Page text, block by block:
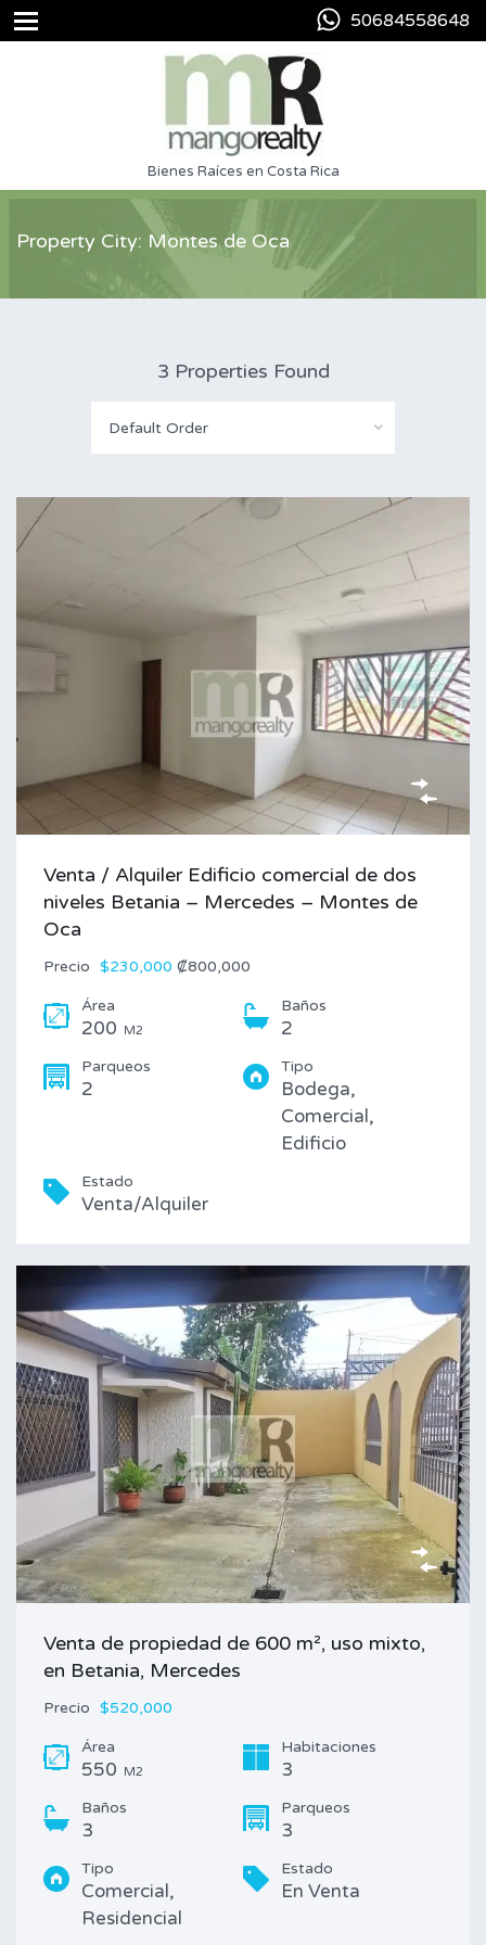
50684558648
Bienes Raíces en Costa Rica
Property City: Montes de Oca
3 Properties Found
Default Order
Venta / Alquiler Edificio comercial de dos
niveles Betania – Mercedes – Montes de
Oca
Precio $230,000 ₡800,000
Área
200 M2
Baños
2
Parqueos
2
Tipo
Bodega,
Comercial,
Edificio
Estado
Venta/Alquiler
Venta de propiedad de 600 m², uso mixto,
en Betania, Mercedes
Precio $520,000
Área
550 M2
Habitaciones
3
Baños
3
Parqueos
3
Tipo
Comercial,
Residencial
Estado
En Venta